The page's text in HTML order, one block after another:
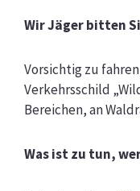
Wir Jäger bitten
Vorsichtig zu
Verkehrsschild
Bereichen, an
Was ist zu tun,